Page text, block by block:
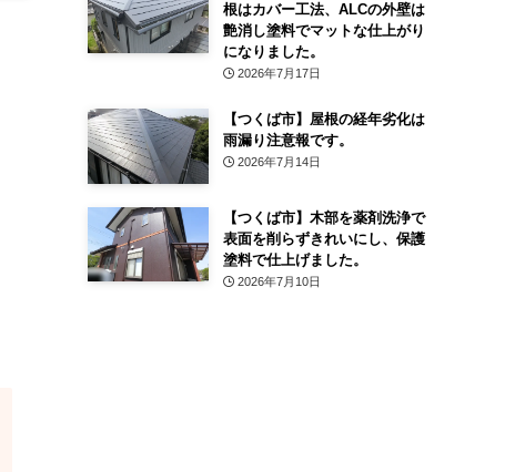
根はカバー工法、ALCの外壁は
艶消し塗料でマットな仕上がり
になりました。
2026年7月17日
【つくば市】屋根の経年劣化は
雨漏り注意報です。
2026年7月14日
【つくば市】木部を薬剤洗浄で
表面を削らずきれいにし、保護
塗料で仕上げました。
2026年7月10日